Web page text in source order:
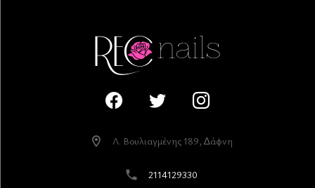
Λ. Βουλιαγµένης 189, ∆άφνη
2114129330